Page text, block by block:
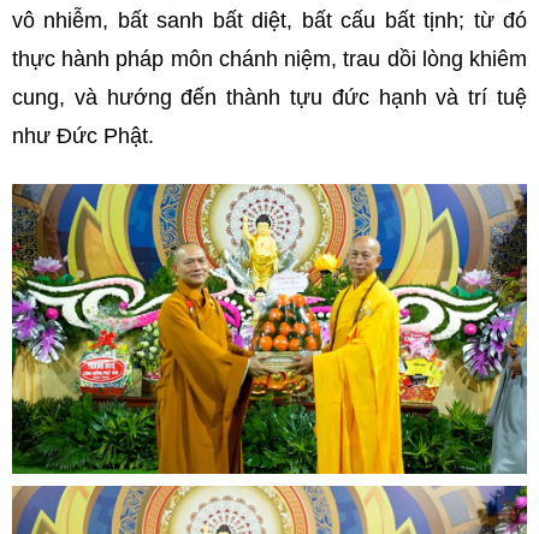
vô nhiễm, bất sanh bất diệt, bất cấu bất tịnh; từ đó
thực hành pháp môn chánh niệm, trau dồi lòng khiêm
cung, và hướng đến thành tựu đức hạnh và trí tuệ
như Đức Phật.